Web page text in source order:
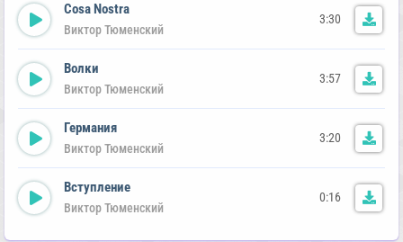
Cosa Nostra
Виктор Тюменский
3:30
Волки
Виктор Тюменский
3:57
Германия
Виктор Тюменский
3:20
Вступление
Виктор Тюменский
0:16